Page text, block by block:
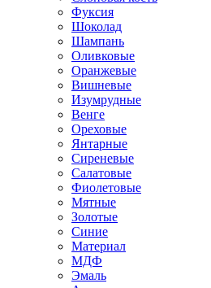
Фуксия
Шоколад
Шампань
Оливковые
Оранжевые
Вишневые
Изумрудные
Венге
Ореховые
Янтарные
Сиреневые
Салатовые
Фиолетовые
Мятные
Золотые
Синие
Материал
МДФ
Эмаль